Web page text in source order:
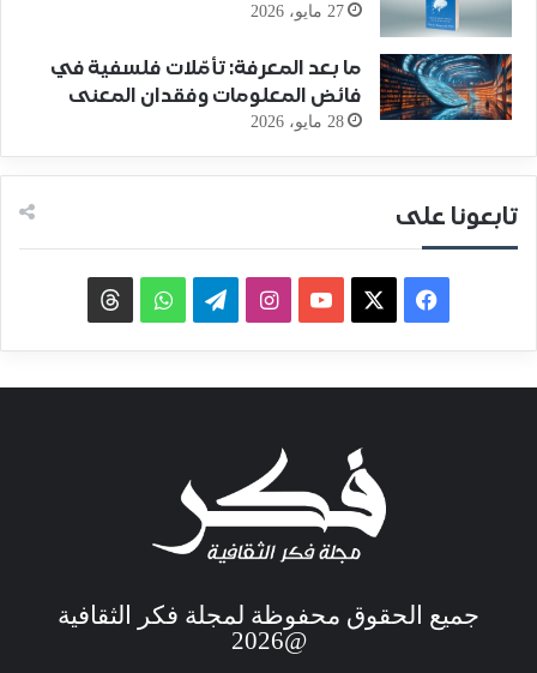
27 مايو، 2026
ما بعد المعرفة: تأمّلات فلسفية في
فائض المعلومات وفقدان المعنى
28 مايو، 2026
تابعونا على
جميع الحقوق محفوظة لمجلة فكر الثقافية
@2026